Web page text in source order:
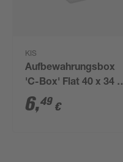
KIS
Aufbewahrungsbox
'C-Box' Flat 40 x 34 x
9 cm
6,49 €